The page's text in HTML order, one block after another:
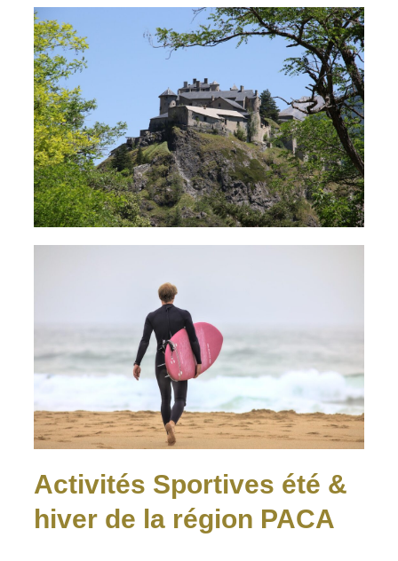
Activités Sportives été &
hiver de la région PACA